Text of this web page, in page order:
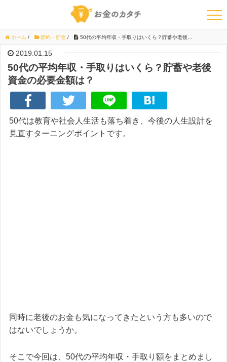
ホーム / 節約・貯金 / 50代の平均年収・手取りはいくら？貯蓄や老後資金の必要金額は？
2019.01.15
50代の平均年収・手取りはいくら？貯蓄や老後
資金の必要金額は？
50代は教育や社会人生活も落ち着き、今後の人生設計を
見直すターニングポイントです。
同時に老後のお金も気になってきたという方も多いので
はないでしょうか。
そこで今回は、50代の平均年収・手取り額をまとめまし